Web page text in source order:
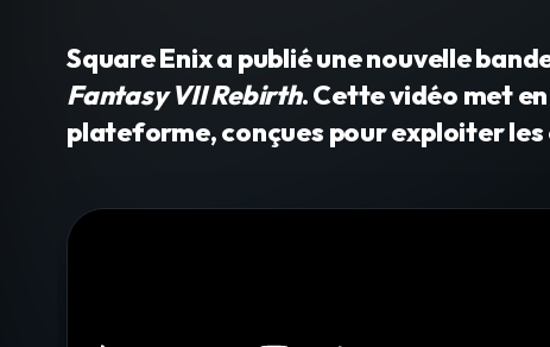
Square Enix a publié une nouvelle
Fantasy VII Rebirth. Cette vidéo met
plateforme, conçues pour exploiter